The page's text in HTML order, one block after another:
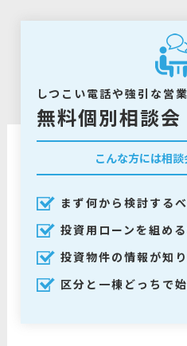
しつこい電話や強引な営
無料個別相談会
こんな方には相談
まず何から検討する
投資用ローンを組め
投資物件の情報が知
区分と一棟どっちで